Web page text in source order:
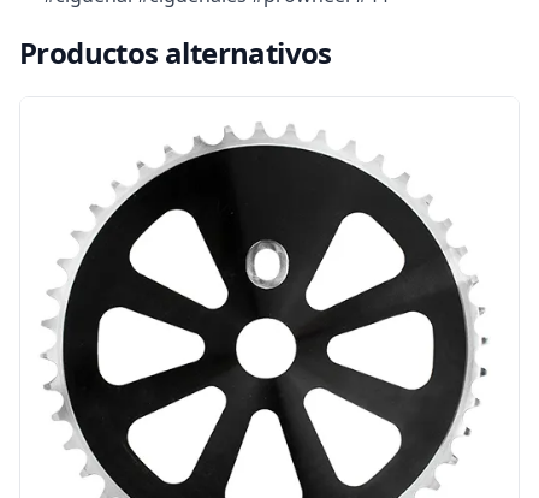
Productos alternativos